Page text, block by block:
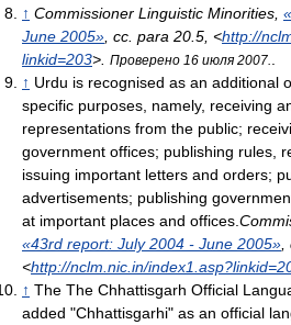
↑ Commissioner Linguistic Minorities,
June 2005» , сс. para 20.5 , <http://
linkid=203> Проверено 16 июля 2007.
↑ Urdu is recognised as an additional
specific purposes, namely, receiving
representations from the public;
government offices; publishing rules,
issuing important letters and orders;
advertisements; publishing
at important places and offices.
«43rd report: July 2004 - June 2005»
<http://nclm.nic.in/
↑ The The Chhattisgarh Official
added "Chhattisgarhi" as an official